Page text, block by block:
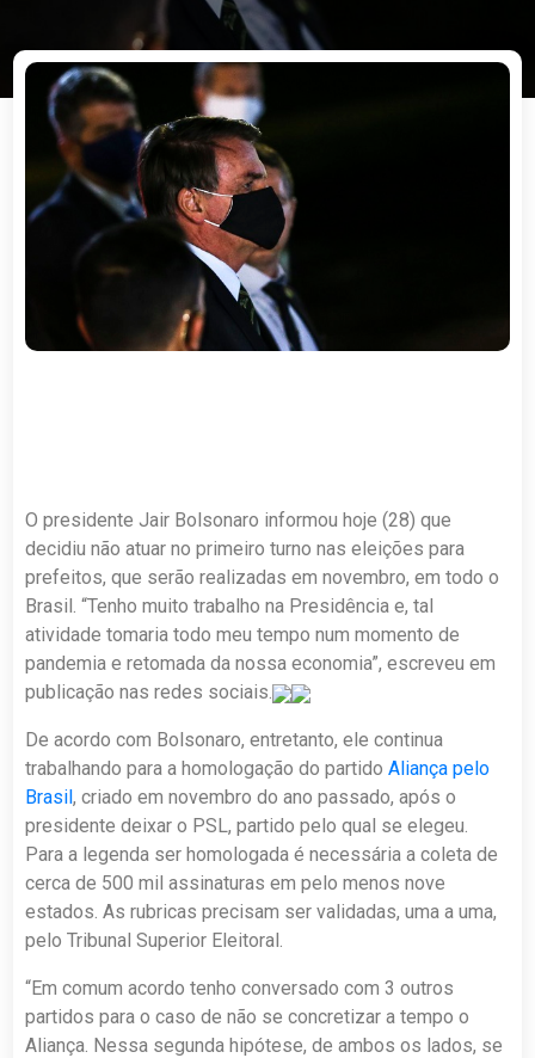
O presidente Jair Bolsonaro informou hoje (28) que
decidiu não atuar no primeiro turno nas eleições para
prefeitos, que serão realizadas em novembro, em todo o
Brasil. “Tenho muito trabalho na Presidência e, tal
atividade tomaria todo meu tempo num momento de
pandemia e retomada da nossa economia”, escreveu em
publicação nas redes sociais.
De acordo com Bolsonaro, entretanto, ele continua
trabalhando para a homologação do partidoAliança pelo
Brasil, criado em novembro do ano passado, após o
presidente deixar o PSL, partido pelo qual se elegeu.
Para a legenda ser homologada é necessária a coleta de
cerca de 500 mil assinaturas em pelo menos nove
estados. As rubricas precisam ser validadas, uma a uma,
pelo Tribunal Superior Eleitoral.
“Em comum acordo tenho conversado com 3 outros
partidos para o caso de não se concretizar a tempo o
Aliança. Nessa segunda hipótese, de ambos os lados, se